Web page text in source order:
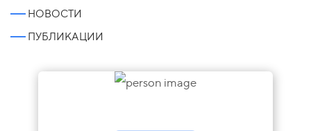
НОВОСТИ
ПУБЛИКАЦИИ